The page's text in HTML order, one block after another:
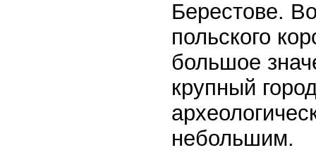
Берестове.
польского
большое
крупный
небольшим.